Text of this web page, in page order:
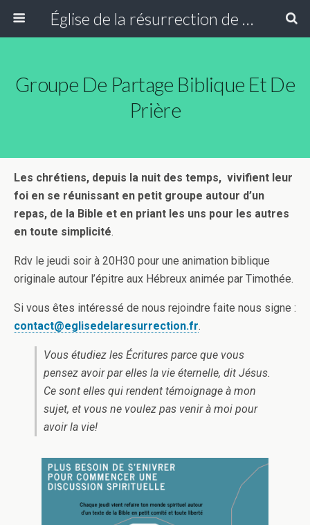
Église de la résurrection de Paris
Groupe De Partage Biblique Et De
Prière
Les chrétiens, depuis la nuit des temps, vivifient leur
foi en se réunissant en petit groupe autour d’un
repas, de la Bible et en priant les uns pour les autres
en toute simplicité.
Rdv le jeudi soir à 20H30 pour une animation biblique
originale autour l’épitre aux Hébreux animée par Timothée.
Si vous êtes intéressé de nous rejoindre faite nous signe :
contact@eglisedelaresurrection.fr.
Vous étudiez les Écritures parce que vous
pensez avoir par elles la vie éternelle, dit Jésus.
Ce sont elles qui rendent témoignage à mon
sujet, et vous ne voulez pas venir à moi pour
avoir la vie!